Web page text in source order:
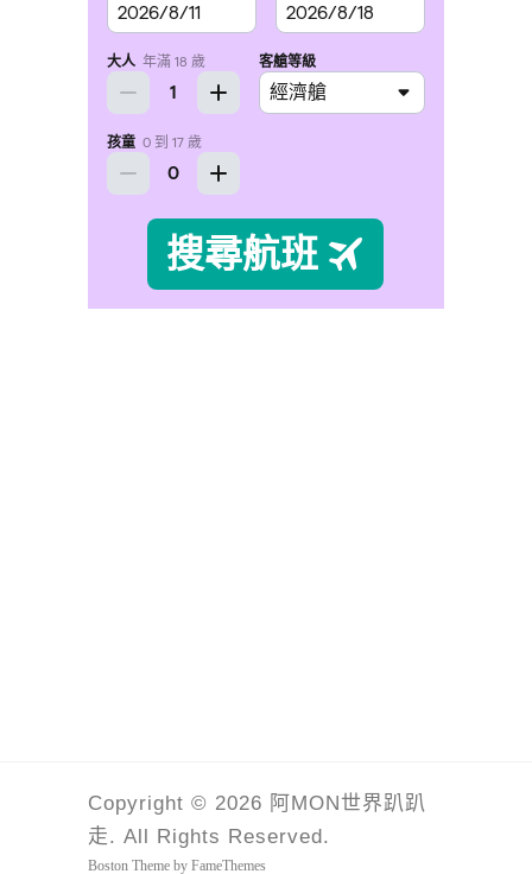
Copyright © 2026 阿MON世界趴趴
走. All Rights Reserved.
Boston Theme by FameThemes